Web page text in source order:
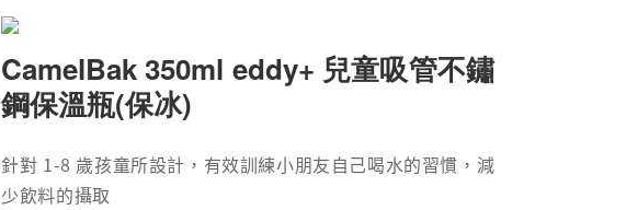
CamelBak 350ml eddy+ 兒童吸管不鏽
鋼保溫瓶(保冰)
針對 1-8 歲孩童所設計，有效訓練小朋友自己喝水的習慣，減
少飲料的攝取